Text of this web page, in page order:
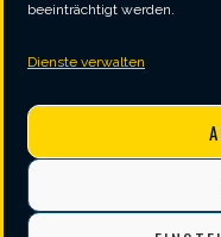
beeinträchtigt werden.
Dienste verwalten